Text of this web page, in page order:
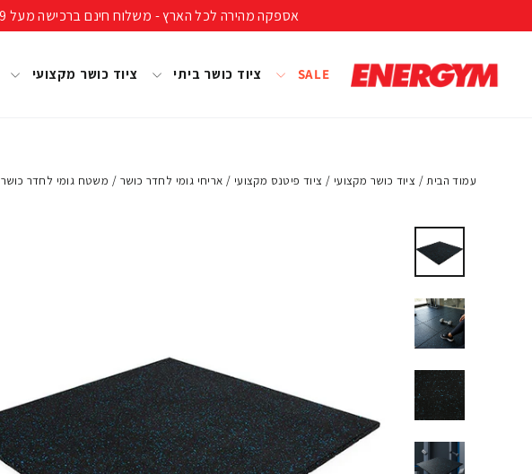
קריאה
אספקה מהירה לכל הארץ - משלוח חינם ברכישה מעל 399 ₪ (לא כולל נפחים ומשקלים חריגים) - אחריות יבואן רשמי, מעל 40 שנות ניסיון!
SALE ציוד כושר ביתי ציוד כושר מקצועי
עמוד הבית / ציוד כושר מקצועי / ציוד פיטנס מקצועי / אריחי גומי לחדר כושר / משטח גומי לחדר כושר 1X1 מטר עובי 20 מ"מ (יחידה)